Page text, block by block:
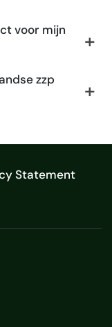
voor mijn
zzp
Statement